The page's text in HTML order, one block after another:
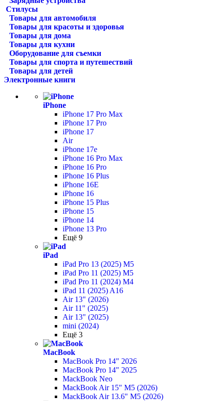
Стилусы
Товары для автомобиля
Товары для красоты и здоровья
Товары для дома
Товары для кухни
Оборудование для съемки
Товары для спорта и путешествий
Товары для детей
Электронные книги
iPhone
iPhone 17 Pro Max
iPhone 17 Pro
iPhone 17
Air
iPhone 17e
iPhone 16 Pro Max
iPhone 16 Pro
iPhone 16 Plus
iPhone 16E
iPhone 16
iPhone 15 Plus
iPhone 15
iPhone 14
iPhone 13 Pro
Ещё 9
iPad
iPad Pro 13 (2025) M5
iPad Pro 11 (2025) M5
iPad Pro 11 (2024) M4
iPad 11 (2025) A16
Air 13" (2026)
Air 11" (2025)
Air 13" (2025)
mini (2024)
Ещё 3
MacBook
MacBook Pro 14" 2026
MacBook Pro 14" 2025
MackBook Neo
MackBook Air 15" M5 (2026)
MackBook Air 13.6" M5 (2026)